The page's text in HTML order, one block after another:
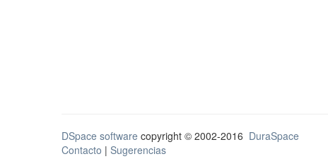
DSpace software copyright © 2002-2016 DuraSpace
Contacto | Sugerencias